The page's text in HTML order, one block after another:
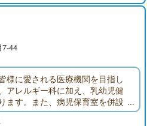
44
様に愛される医療機関を目指し
アレルギー科に加え、乳幼児健
ます。また、病児保育室を併設
子様を一時的にお預かりしてい